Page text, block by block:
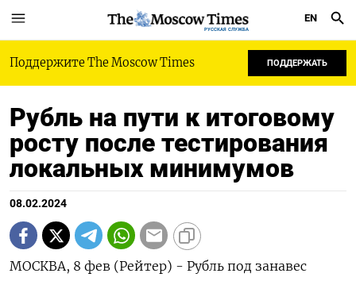
РУССКАЯ СЛУЖБА
EN
Поддержите The Moscow Times ПОДДЕРЖАТЬ
Рубль на пути к итоговому
росту после тестирования
локальных минимумов
08.02.2024
МОСКВА, 8 фев (Рейтер) - Рубль под занавес